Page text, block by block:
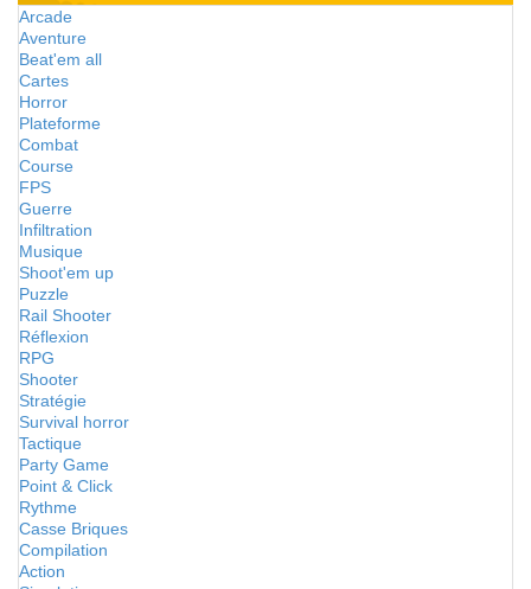
Arcade
Aventure
Beat'em all
Cartes
Horror
Plateforme
Combat
Course
FPS
Guerre
Infiltration
Musique
Shoot'em up
Puzzle
Rail Shooter
Réflexion
RPG
Shooter
Stratégie
Survival horror
Tactique
Party Game
Point & Click
Rythme
Casse Briques
Compilation
Action